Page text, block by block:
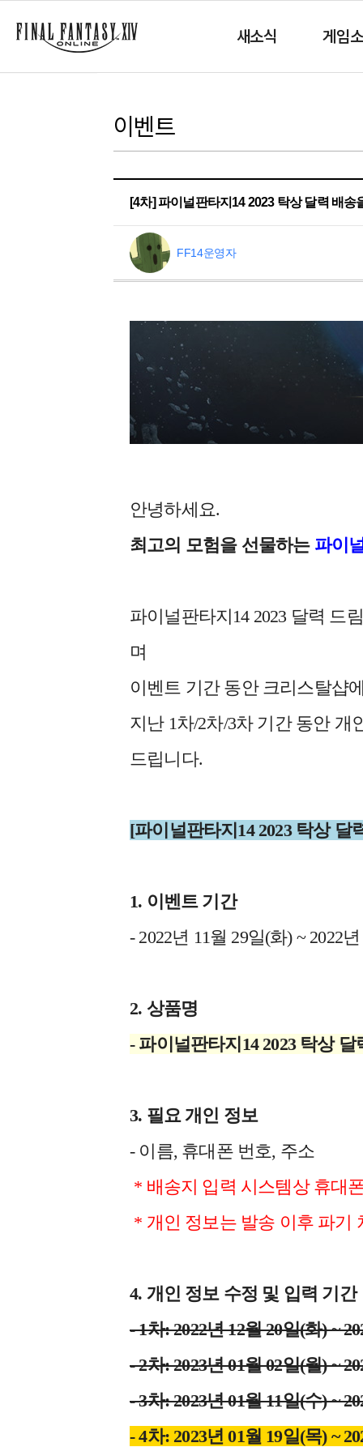
새소식 게임
이벤트
[4차] 파이널판타지14 2023 탁상 달력 배송
FF14운영자
안녕하세요.
최고의 모험을 선물하는 파이
파이널판타지14 2023 달력 드
며
이벤트 기간 동안 크리스탈샵
지난 1차/2차/3차 기간 동안
드립니다.
[파이널판타지14 2023 탁상
1. 이벤트 기간
- 2022년 11월 29일(화) ~ 2022
2. 상품명
- 파이널판타지14 2023 탁상 달
3. 필요 개인 정보
- 이름, 휴대폰 번호, 주소
* 배송지 입력 시스템상 휴대
* 개인 정보는 발송 이후 파기
4. 개인 정보 수정 및 입력 기간
- 1차: 2022년 12월 20일(화) ~
- 2차: 2023년 01월 02일(월) ~
- 3차: 2023년 01월 11일(수) ~
- 4차: 2023년 01월 19일(목) ~